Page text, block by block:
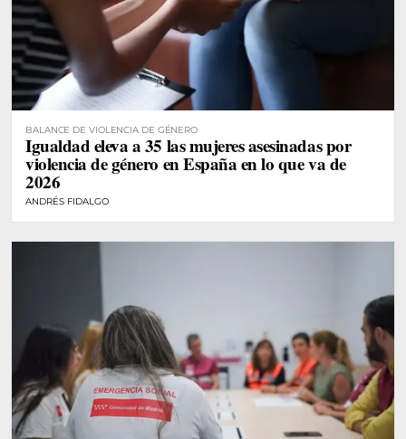
BALANCE DE VIOLENCIA DE GÉNERO
Igualdad eleva a 35 las mujeres asesinadas por
violencia de género en España en lo que va de
2026
ANDRÉS FIDALGO